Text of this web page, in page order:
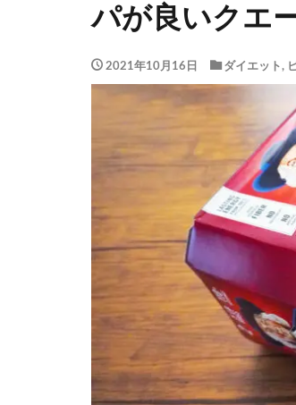
パが良いクエ
2021年10月16日 ダイエット,